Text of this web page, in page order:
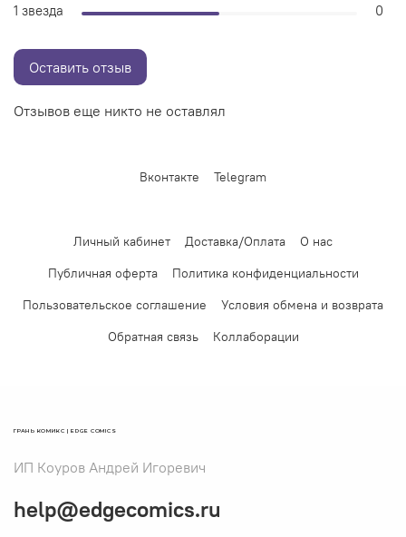
Отзывов еще никто не оставлял
1 звезда
0
Оставить отзыв
Вконтакте Telegram
Личный кабинет Доставка/Оплата
О нас
Публичная оферта
Политика конфиденциальности
Пользовательское соглашение
Условия обмена и возврата
Обратная связь
Коллаборации
ГРАНЬ КОМИКС | EDGE COMICS
ИП Коуров Андрей Игоревич
help@edgecomics.ru